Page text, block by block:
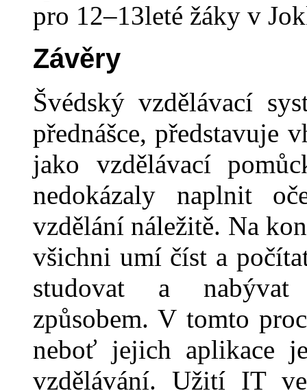
pro 12–13leté žáky v
Závěry
Švédský vzdělávací
přednášce, představuje
jako vzdělávací
nedokázaly naplnit
vzdělání náležitě. Na
všichni umí číst a
studovat a nabývat
způsobem. V tomto
neboť jejich aplikace
vzdělávání. Užití IT